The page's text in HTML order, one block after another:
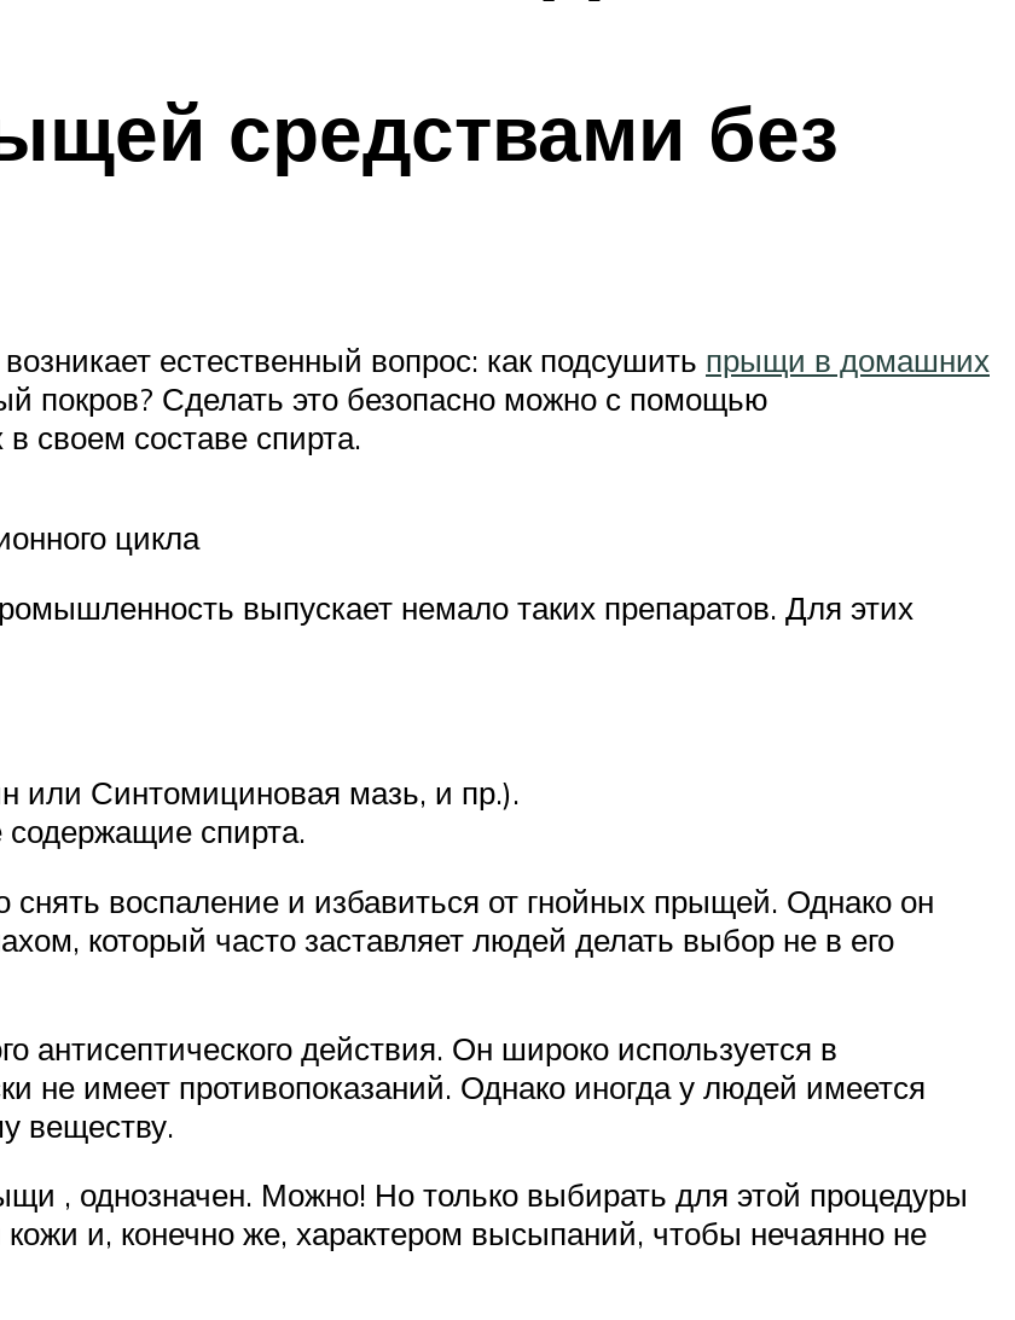
средствами без
естественный вопрос: как подсушить прыщи в домашних
покров? Сделать это безопасно можно с помощью
своем составе спирта.
цикла
выпускает немало таких препаратов. Для этих
или Синтомициновая мазь, и пр.).
спирта.
воспаление и избавиться от гнойных прыщей. Однако он
который часто заставляет людей делать выбор не в его
антисептического действия. Он широко используется в
не имеет противопоказаний. Однако иногда у людей имеется
веществу.
, однозначен. Можно! Но только выбирать для этой процедуры
кожи и, конечно же, характером высыпаний, чтобы нечаянно не